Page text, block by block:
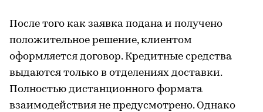
После того как заявка подана и получено
положительное решение, клиентом
оформляется договор. Кредитные средства
выдаются только в отделениях доставки.
Полностью дистанционного формата
взаимодействия не предусмотрено. Однако